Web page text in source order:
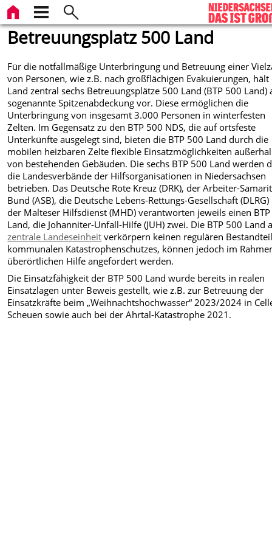
Betreuungsplatz 500 Land
Für die notfallmäßige Unterbringung und Betreuung einer
von Personen, wie z.B. nach großflächigen Evakuierungen, hält
Land zentral sechs Betreuungsplätze 500 Land (BTP 500 Land)
sogenannte Spitzenabdeckung vor. Diese ermöglichen die
Unterbringung von insgesamt 3.000 Personen in winterfesten
Zelten. Im Gegensatz zu den BTP 500 NDS, die auf ortsfeste
Unterkünfte ausgelegt sind, bieten die BTP 500 Land durch die
mobilen heizbaren Zelte flexible Einsatzmöglichkeiten
von bestehenden Gebäuden. Die sechs BTP 500 Land werden
die Landesverbände der Hilfsorganisationen in Niedersachsen
betrieben. Das Deutsche Rote Kreuz (DRK), der Arbeiter-
Bund (ASB), die Deutsche Lebens-Rettungs-Gesellschaft
der Malteser Hilfsdienst (MHD) verantworten jeweils einen
Land, die Johanniter-Unfall-Hilfe (JUH) zwei. Die BTP 500 Land
zentrale Landeseinheit verkörpern keinen regulären
kommunalen Katastrophenschutzes, können jedoch im
überörtlichen Hilfe angefordert werden.
Die Einsatzfähigkeit der BTP 500 Land wurde bereits in realen
Einsatzlagen unter Beweis gestellt, wie z.B. zur Betreuung der
Einsatzkräfte beim „Weihnachtshochwasser“ 2023/2024 in
Scheuen sowie auch bei der Ahrtal-Katastrophe 2021.